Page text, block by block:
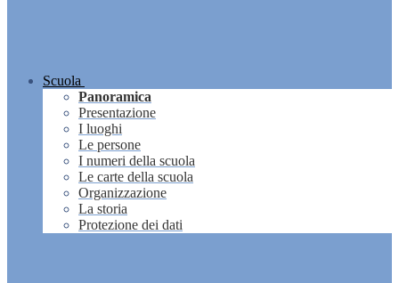
Scuola
Panoramica
Presentazione
I luoghi
Le persone
I numeri della scuola
Le carte della scuola
Organizzazione
La storia
Protezione dei dati